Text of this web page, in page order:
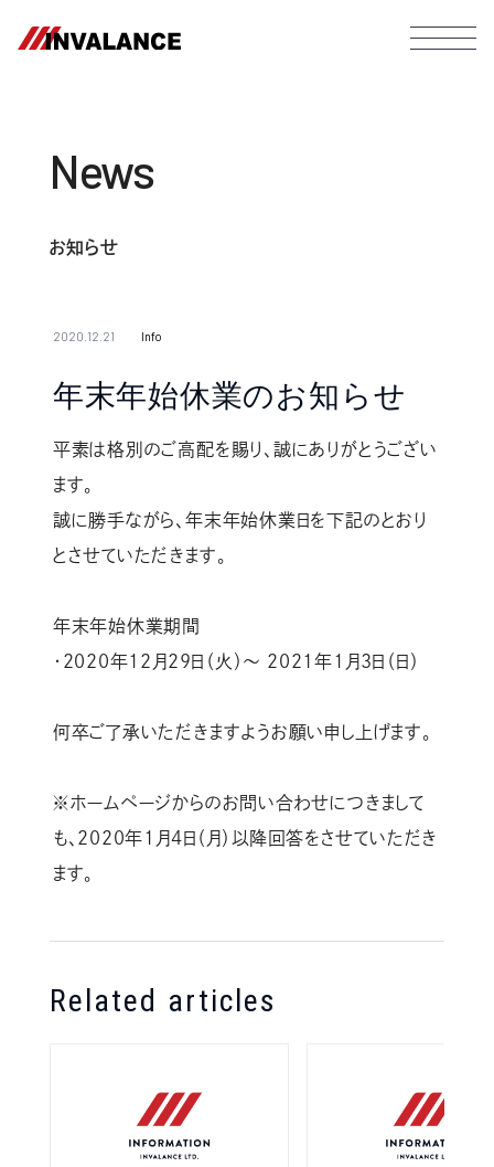
News
お知らせ
2020.12.21 Info
年末年始休業のお知らせ
平素は格別のご高配を賜り、誠にありがとうござい
ます。
誠に勝手ながら、年末年始休業日を下記のとおり
とさせていただきます。
年末年始休業期間
・2020年12月29日（火）～ 2021年1月3日（日）
何卒ご了承いただきますようお願い申し上げます。
※ホームページからのお問い合わせにつきまして
も、2020年1月4日（月）以降回答をさせていただき
ます。
Related articles